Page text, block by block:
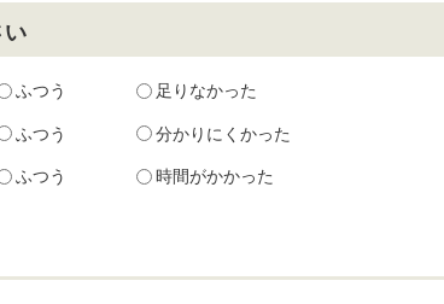
い
ふつう 足りなかった
ふつう 分かりにくかった
ふつう 時間がかかった